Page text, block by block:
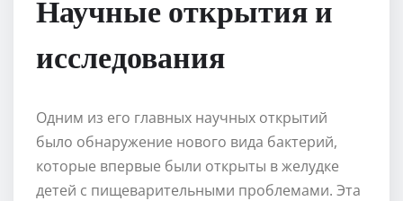
Научные открытия и
исследования
Одним из его главных научных открытий
было обнаружение нового вида бактерий,
которые впервые были открыты в желудке
детей с пищеварительными проблемами. Эта